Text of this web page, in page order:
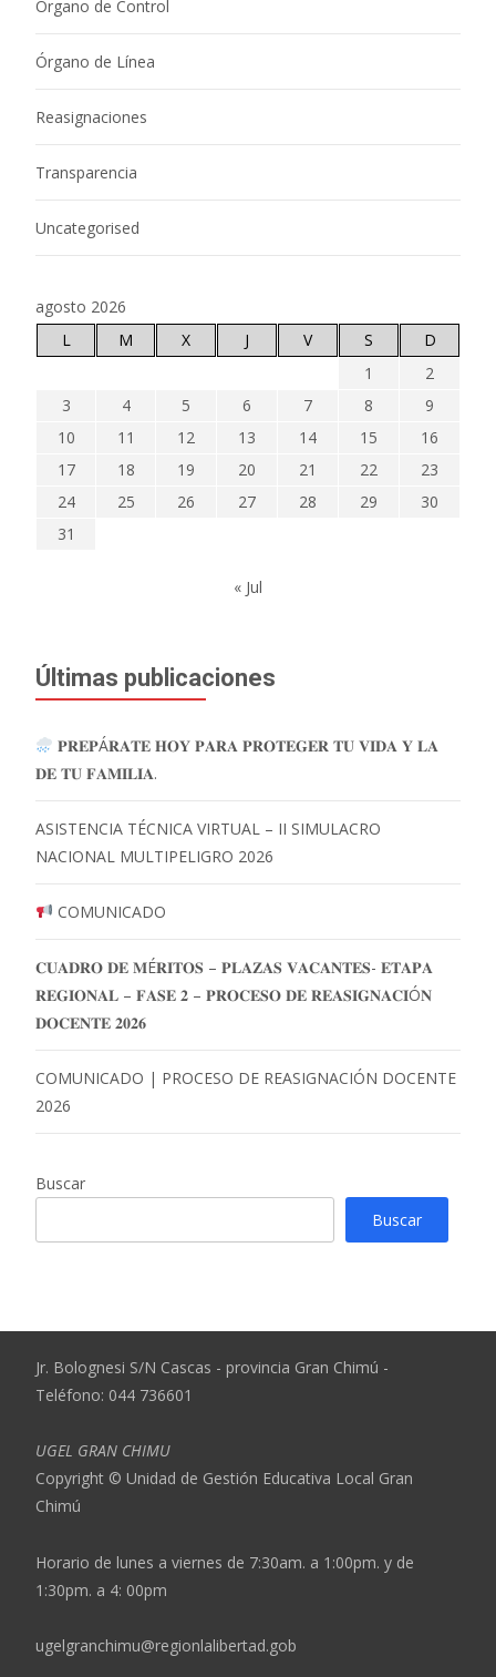
Órgano de Control
Órgano de Línea
Reasignaciones
Transparencia
Uncategorised
agosto 2026
L
M X J V S
D
1
2
3
4 5 6 7 8
9
10
11 12 13 14 15
16
17
18 19 20 21 22
23
24
25 26 27 28 29
30
31
« Jul
Últimas publicaciones
𝐏𝐑𝐄𝐏Á𝐑𝐀𝐓𝐄 𝐇𝐎𝐘 𝐏𝐀𝐑𝐀 𝐏𝐑𝐎𝐓𝐄𝐆𝐄𝐑 𝐓𝐔 𝐕𝐈𝐃𝐀 𝐘 𝐋𝐀
𝐃𝐄 𝐓𝐔 𝐅𝐀𝐌𝐈𝐋𝐈𝐀.
ASISTENCIA TÉCNICA VIRTUAL – II SIMULACRO
NACIONAL MULTIPELIGRO 2026
COMUNICADO
𝐂𝐔𝐀𝐃𝐑𝐎 𝐃𝐄 𝐌É𝐑𝐈𝐓𝐎𝐒 – 𝐏𝐋𝐀𝐙𝐀𝐒 𝐕𝐀𝐂𝐀𝐍𝐓𝐄𝐒- 𝐄𝐓𝐀𝐏𝐀
𝐑𝐄𝐆𝐈𝐎𝐍𝐀𝐋 – 𝐅𝐀𝐒𝐄 𝟐 – 𝐏𝐑𝐎𝐂𝐄𝐒𝐎 𝐃𝐄 𝐑𝐄𝐀𝐒𝐈𝐆𝐍𝐀𝐂𝐈Ó𝐍
𝐃𝐎𝐂𝐄𝐍𝐓𝐄 𝟐𝟎𝟐𝟔
COMUNICADO | PROCESO DE REASIGNACIÓN DOCENTE
2026
Buscar
Buscar
Jr. Bolognesi S/N Cascas - provincia Gran Chimú -
Teléfono: 044 736601
UGEL GRAN CHIMU
Copyright © Unidad de Gestión Educativa Local Gran
Chimú
Horario de lunes a viernes de 7:30am. a 1:00pm. y de
1:30pm. a 4: 00pm
ugelgranchimu@regionlalibertad.gob